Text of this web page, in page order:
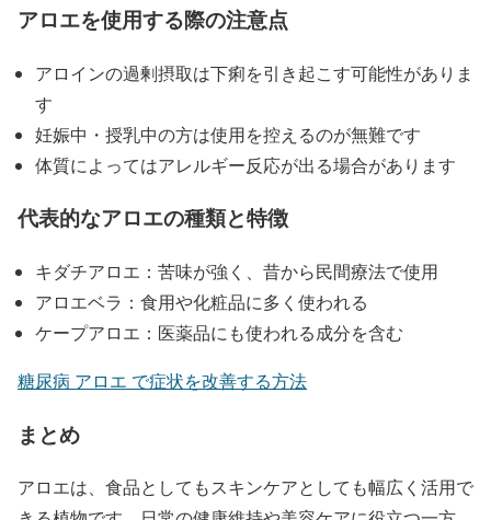
アロエを使用する際の注意点
アロインの過剰摂取は下痢を引き起こす可能性がありま
す
妊娠中・授乳中の方は使用を控えるのが無難です
体質によってはアレルギー反応が出る場合があります
代表的なアロエの種類と特徴
キダチアロエ：苦味が強く、昔から民間療法で使用
アロエベラ：食用や化粧品に多く使われる
ケープアロエ：医薬品にも使われる成分を含む
糖尿病 アロエ で症状を改善する方法
まとめ
アロエは、食品としてもスキンケアとしても幅広く活用で